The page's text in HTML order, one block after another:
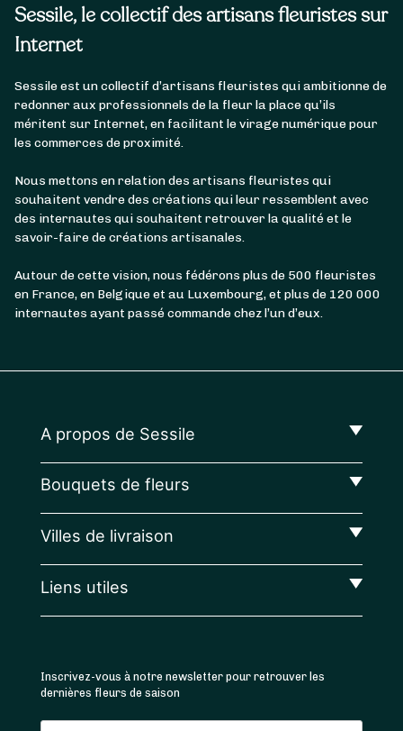
Sessile, le collectif des artisans fleuristes sur
Internet
Sessile est un collectif d’artisans fleuristes qui ambitionne de
redonner aux professionnels de la fleur la place qu’ils
méritent sur Internet, en facilitant le virage numérique pour
les commerces de proximité.
Nous mettons en relation des artisans fleuristes qui
souhaitent vendre des créations qui leur ressemblent avec
des internautes qui souhaitent retrouver la qualité et le
savoir-faire de créations artisanales.
Autour de cette vision, nous fédérons plus de 500 fleuristes
en France, en Belgique et au Luxembourg, et plus de 120 000
internautes ayant passé commande chez l’un d’eux.
A propos de Sessile
Bouquets de fleurs
Villes de livraison
Liens utiles
Inscrivez-vous à notre newsletter pour retrouver les
dernières fleurs de saison